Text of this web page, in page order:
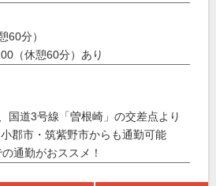
60分）
（休憩60分）あり
国道3号線「曽根崎」の交差点より
郡市・筑紫野市からも通勤可能
通勤がおススメ！